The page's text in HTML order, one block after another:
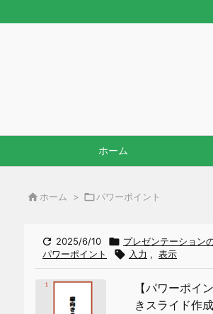
ホーム
 ホーム > パワーポイント
 2025/6/10  プレゼンテーション
パワーポイント
 入力 , 表示
【パワーポイ
きスライド作